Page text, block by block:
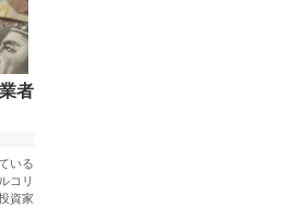
者
いる
コリ
資家